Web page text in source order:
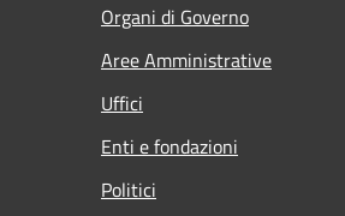
Organi di Governo
Aree Amministrative
Uffici
Enti e fondazioni
Politici